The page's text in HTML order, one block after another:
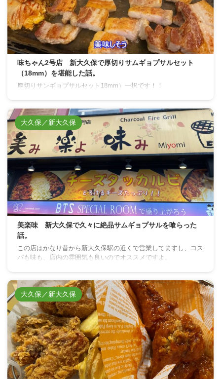
味ちゃん2号店 新大久保で厚切りサムギョプサルセット
（18mm）を堪能した話。
厚切りサンギョプサルセット18mm）一択です！！
大久保／新大久保
美楽味 新大久保で久々に絶品サムギョプサルを喰らった
話。
この店はかなり昔から新大久保駅の近くで営業してますし、コス
パも味も、店内の雰囲気も良いのでオススメですよ。
大久保／新大久保